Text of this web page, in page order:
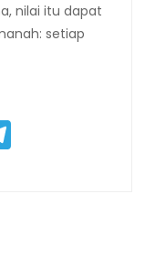
nilai itu dapat
setiap